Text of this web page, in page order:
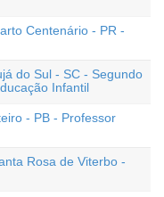
Centenário - PR -
do Sul - SC - Segundo
Infantil
- PB - Professor
Rosa de Viterbo -